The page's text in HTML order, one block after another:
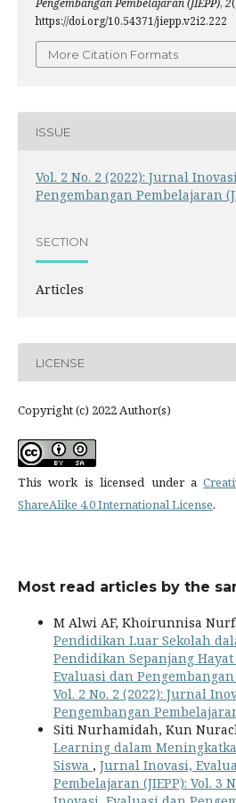
Pengembangan Pembelajaran (JIEPP), 2
https://doi.org/10.54371/jiepp.v2i2.222
More Citation Formats
ISSUE
Vol. 2 No. 2 (2022): Jurnal
Pengembangan Pembelajaran
SECTION
Articles
LICENSE
Copyright (c) 2022 Author(s)
This work is licensed under a
ShareAlike 4.0 International License.
Most read articles by the
M Alwi AF, Khoirunnisa
Pendidikan Luar Sekolah
Pendidikan Sepanjang Hayat
Evaluasi dan Pengembangan
Vol. 2 No. 2 (2022): Jurnal
Pengembangan
Siti Nurhamidah, Kun
Learning dalam
Siswa , Jurnal Inovasi,
Pembelajaran (JIEPP): Vol. 3